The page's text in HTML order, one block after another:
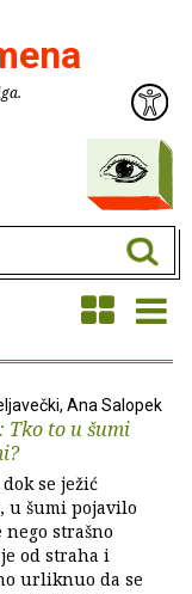
Ana Salopek
Tko to u šumi
se ježić
u šumi pojavilo
strašno
od straha i
urliknuo da se